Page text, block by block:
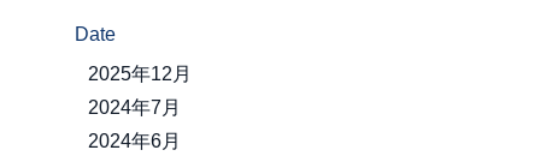
Date
2025年12月
2024年7月
2024年6月